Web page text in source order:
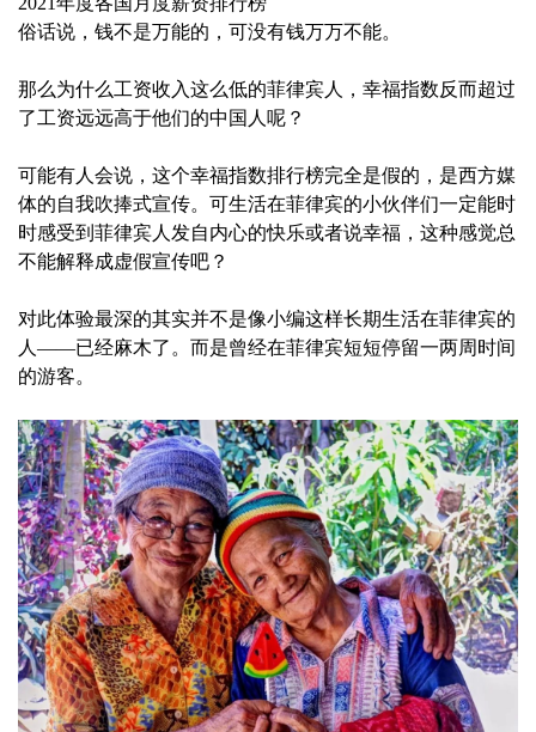
俗话说，钱不是万能的，可没有钱万万不能。
那么为什么工资收入这么低的菲律宾人，幸福指数反而超过
了工资远远高于他们的中国人呢？
可能有人会说，这个幸福指数排行榜完全是假的，是西方媒
体的自我吹捧式宣传。可生活在菲律宾的小伙伴们一定能时
时感受到菲律宾人发自内心的快乐或者说幸福，这种感觉总
不能解释成虚假宣传吧？
对此体验最深的其实并不是像小编这样长期生活在菲律宾的
人——已经麻木了。而是曾经在菲律宾短短停留一两周时间
的游客。